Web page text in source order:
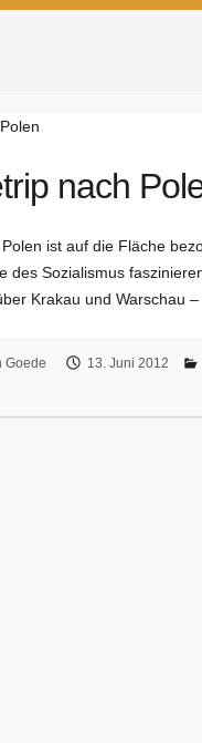
nach
ist auf die Fläche
des Sozialismus
Krakau und Warschau
Goede 13. Juni 2012